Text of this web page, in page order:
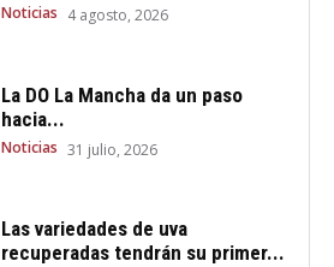
Noticias 4 agosto, 2026
La DO La Mancha da un paso
hacia...
Noticias 31 julio, 2026
Las variedades de uva
recuperadas tendrán su primer...